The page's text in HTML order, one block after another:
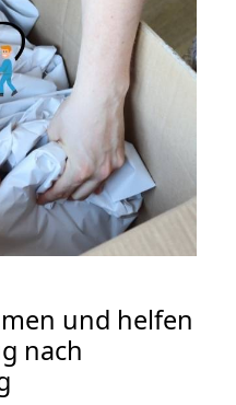
und helfen
nach